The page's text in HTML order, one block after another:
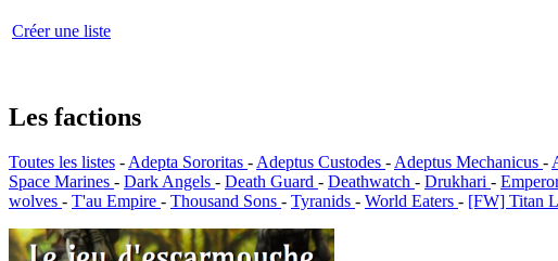
Créer une liste
Les factions
Toutes les listes -Adepta Sororitas -Adeptus Custodes -Adeptus Mechanicus -
Space Marines - Dark Angels - Death Guard - Deathwatch - Drukhari -
wolves - T'au Empire - Thousand Sons - Tyranids - World Eaters - [FW] Titan